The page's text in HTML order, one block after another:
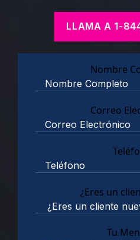
LLAMA A 1-
Nombre
Correo
¿Eres un
Tu